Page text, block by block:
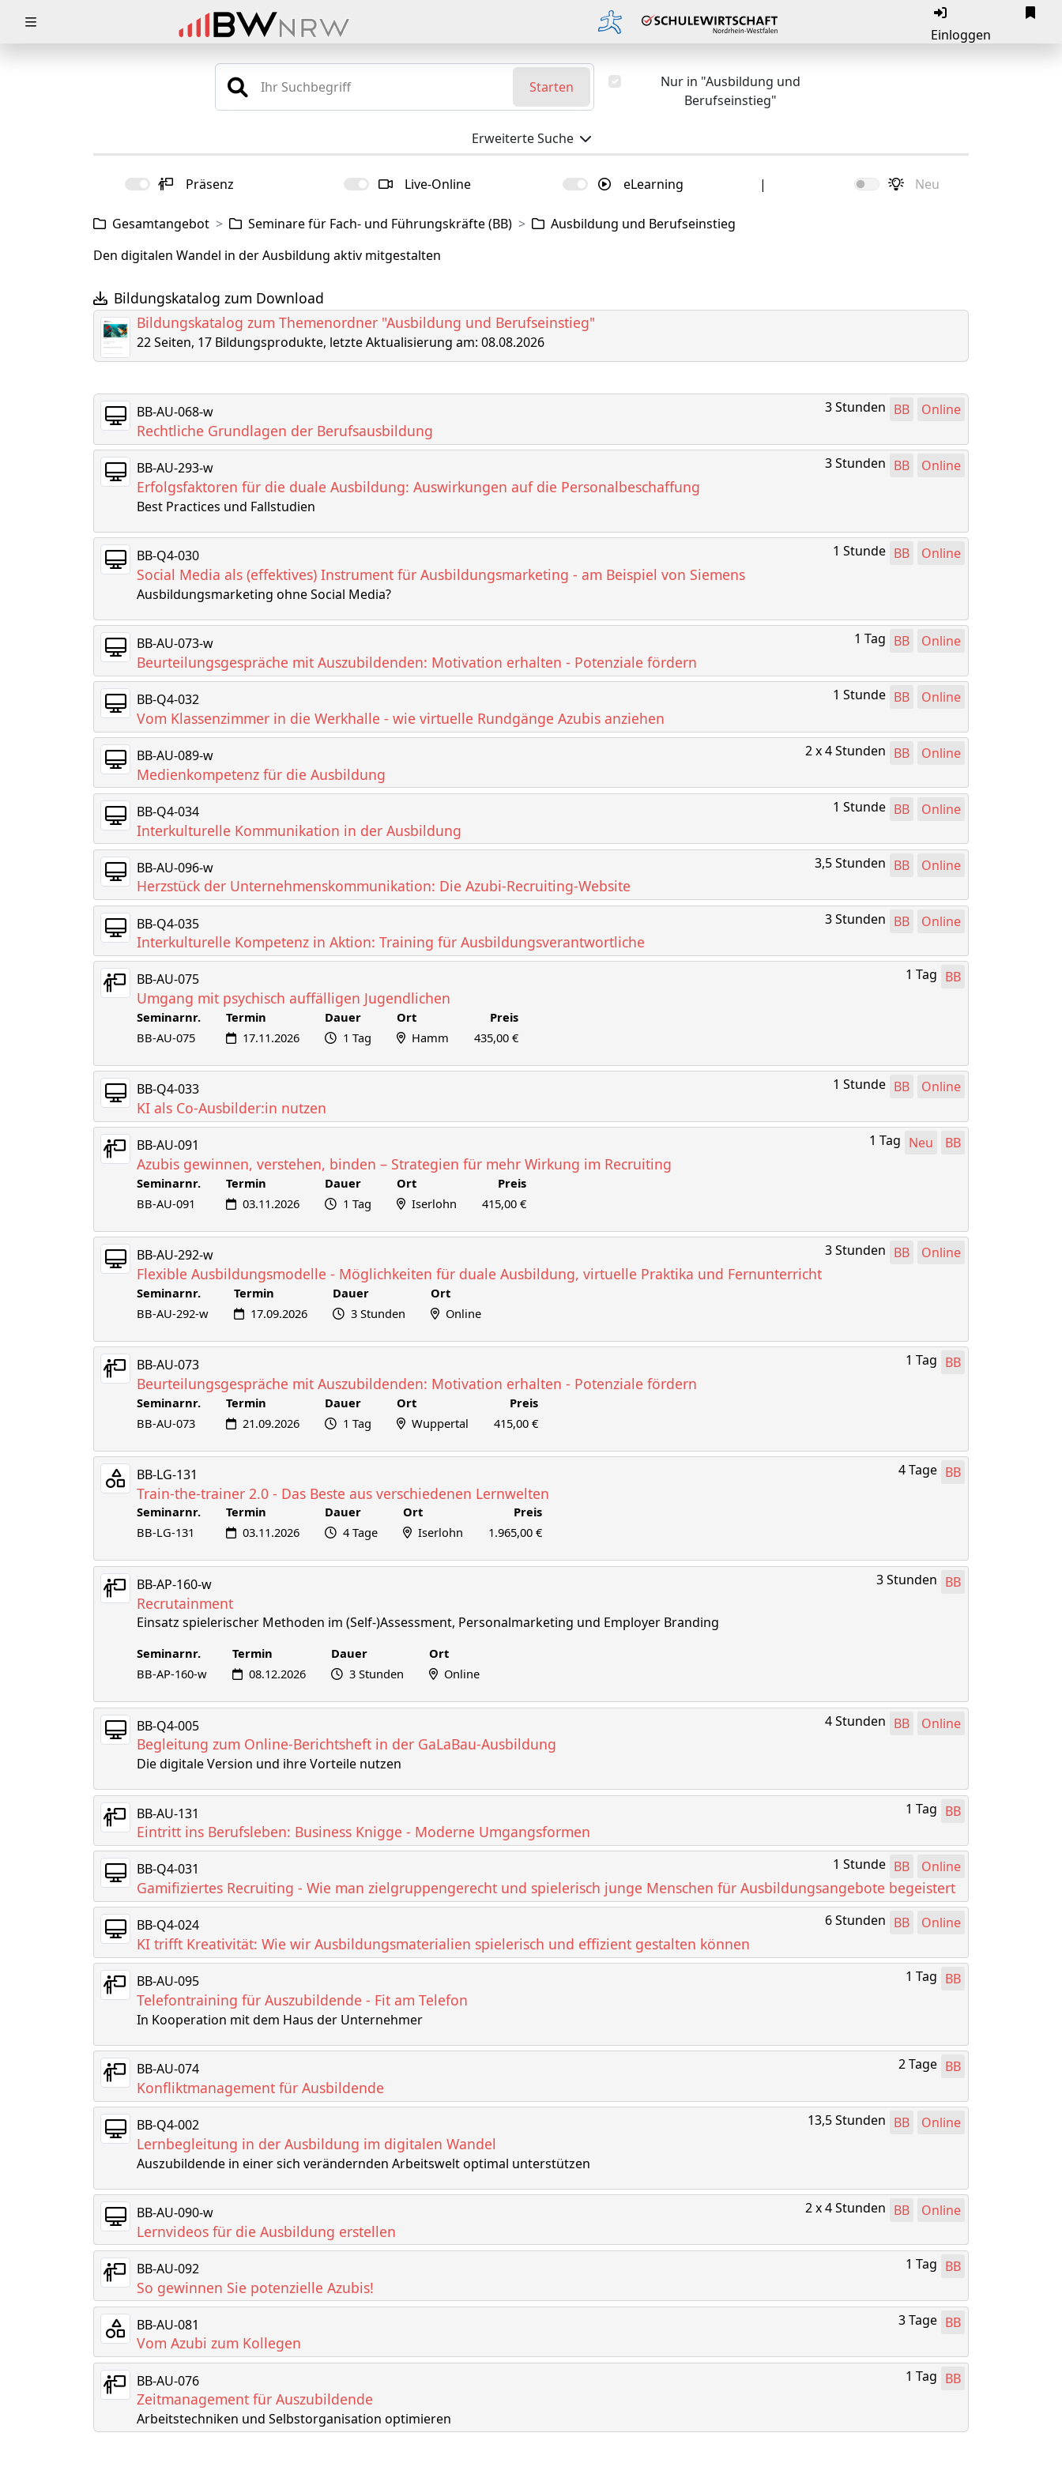
Einloggen
Starten
Nur in "Ausbildung und
Berufseinstieg"
Erweiterte Suche
Präsenz Live-Online eLearning | Neu
Gesamtangebot Seminare für Fach- und Führungskräfte (BB)
Ausbildung und Berufseinstieg
Den digitalen Wandel in der Ausbildung aktiv mitgestalten
Bildungskatalog zum Download
Bildungskatalog zum Themenordner "Ausbildung und Berufseinstieg"
22 Seiten, 17 Bildungsprodukte, letzte Aktualisierung am: 08.08.2026
BB-AU-068-w 3 Stunden BB Online
Rechtliche Grundlagen der Berufsausbildung
BB-AU-293-w 3 Stunden BB Online
Erfolgsfaktoren für die duale Ausbildung: Auswirkungen auf die Personalbeschaffung
Best Practices und Fallstudien
BB-Q4-030 1 Stunde BB Online
Social Media als (effektives) Instrument für Ausbildungsmarketing - am Beispiel von Siemens
Ausbildungsmarketing ohne Social Media?
BB-AU-073-w 1 Tag BB Online
Beurteilungsgespräche mit Auszubildenden: Motivation erhalten - Potenziale fördern
BB-Q4-032 1 Stunde BB Online
Vom Klassenzimmer in die Werkhalle - wie virtuelle Rundgänge Azubis anziehen
BB-AU-089-w 2 x 4 Stunden BB Online
Medienkompetenz für die Ausbildung
BB-Q4-034 1 Stunde BB Online
Interkulturelle Kommunikation in der Ausbildung
BB-AU-096-w 3,5 Stunden BB Online
Herzstück der Unternehmenskommunikation: Die Azubi-Recruiting-Website
BB-Q4-035 3 Stunden BB Online
Interkulturelle Kompetenz in Aktion: Training für Ausbildungsverantwortliche
BB-AU-075 1 Tag BB
Umgang mit psychisch auffälligen Jugendlichen
Seminarnr. Termin Dauer Ort
Preis
BB-AU-075
17.11.2026 1 Tag Hamm 435,00 €
BB-Q4-033 1 Stunde BB Online
KI als Co-Ausbilder:in nutzen
BB-AU-091 1 Tag Neu BB
Azubis gewinnen, verstehen, binden – Strategien für mehr Wirkung im Recruiting
Seminarnr. Termin Dauer Ort
Preis
BB-AU-091
03.11.2026 1 Tag Iserlohn 415,00 €
BB-AU-292-w 3 Stunden BB Online
Flexible Ausbildungsmodelle - Möglichkeiten für duale Ausbildung, virtuelle Praktika und Fernunterricht
Seminarnr. Termin Dauer
Ort
BB-AU-292-w
17.09.2026 3 Stunden Online
BB-AU-073 1 Tag BB
Beurteilungsgespräche mit Auszubildenden: Motivation erhalten - Potenziale fördern
Seminarnr. Termin Dauer Ort
Preis
BB-AU-073
21.09.2026 1 Tag Wuppertal 415,00 €
BB-LG-131 4 Tage BB
Train-the-trainer 2.0 - Das Beste aus verschiedenen Lernwelten
Seminarnr. Termin Dauer Ort
Preis
BB-LG-131
03.11.2026 4 Tage Iserlohn 1.965,00 €
BB-AP-160-w 3 Stunden BB
Recrutainment
Einsatz spielerischer Methoden im (Self-)Assessment, Personalmarketing und Employer Branding
Seminarnr. Termin Dauer
Ort
BB-AP-160-w
08.12.2026 3 Stunden Online
BB-Q4-005 4 Stunden BB Online
Begleitung zum Online-Berichtsheft in der GaLaBau-Ausbildung
Die digitale Version und ihre Vorteile nutzen
BB-AU-131 1 Tag BB
Eintritt ins Berufsleben: Business Knigge - Moderne Umgangsformen
BB-Q4-031 1 Stunde BB Online
Gamifiziertes Recruiting - Wie man zielgruppengerecht und spielerisch junge Menschen für Ausbildungsangebote begeistert
BB-Q4-024 6 Stunden BB Online
KI trifft Kreativität: Wie wir Ausbildungsmaterialien spielerisch und effizient gestalten können
BB-AU-095 1 Tag BB
Telefontraining für Auszubildende - Fit am Telefon
In Kooperation mit dem Haus der Unternehmer
BB-AU-074 2 Tage BB
Konfliktmanagement für Ausbildende
BB-Q4-002 13,5 Stunden BB Online
Lernbegleitung in der Ausbildung im digitalen Wandel
Auszubildende in einer sich verändernden Arbeitswelt optimal unterstützen
BB-AU-090-w 2 x 4 Stunden BB Online
Lernvideos für die Ausbildung erstellen
BB-AU-092 1 Tag BB
So gewinnen Sie potenzielle Azubis!
BB-AU-081 3 Tage BB
Vom Azubi zum Kollegen
BB-AU-076 1 Tag BB
Zeitmanagement für Auszubildende
Arbeitstechniken und Selbstorganisation optimieren